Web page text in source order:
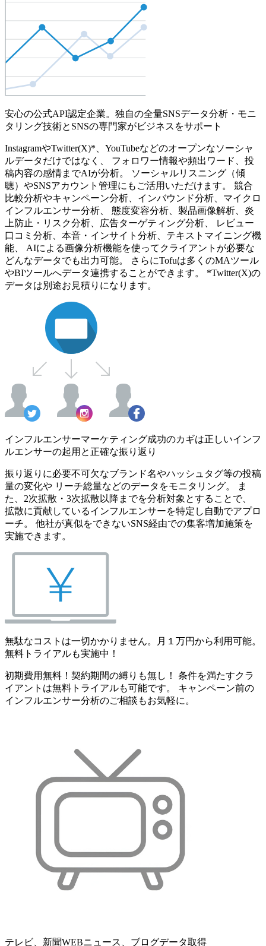
安心の公式API認定企業。独自の全量SNSデータ分析・モニ
タリング技術とSNSの専門家がビジネスをサポート
InstagramやTwitter(X)*、YouTubeなどのオープンなソーシャ
ルデータだけではなく、 フォロワー情報や頻出ワード、投
稿内容の感情までAIが分析。 ソーシャルリスニング（傾
聴）やSNSアカウント管理にもご活用いただけます。 競合
比較分析やキャンペーン分析、インバウンド分析、マイクロ
インフルエンサー分析、 態度変容分析、製品画像解析、炎
上防止・リスク分析、広告ターゲティング分析、 レビュー
口コミ分析、本音・インサイト分析、テキストマイニング機
能、 AIによる画像分析機能を使ってクライアントが必要な
どんなデータでも出力可能。 さらにTofuは多くのMAツール
やBIツールへデータ連携することができます。 *Twitter(X)の
データは別途お見積りになります。
インフルエンサーマーケティング成功のカギは正しいインフ
ルエンサーの起用と正確な振り返り
振り返りに必要不可欠なブランド名やハッシュタグ等の投稿
量の変化や リーチ総量などのデータをモニタリング。 ま
た、2次拡散・3次拡散以降までを分析対象とすることで、
拡散に貢献しているインフルエンサーを特定し自動でアプロ
ーチ。 他社が真似をできないSNS経由での集客増加施策を
実施できます。
無駄なコストは一切かかりません。月１万円から利用可能。
無料トライアルも実施中！
初期費用無料！契約期間の縛りも無し！ 条件を満たすクラ
イアントは無料トライアルも可能です。 キャンペーン前の
インフルエンサー分析のご相談もお気軽に。
テレビ、新聞WEBニュース、ブログデータ取得